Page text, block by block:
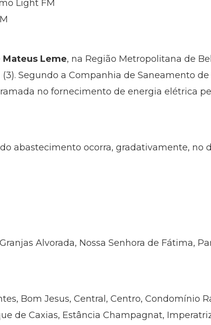
Light FM
Mateus Leme, na Região Metropolitana de
Segundo a Companhia de Saneamento de
no fornecimento de energia elétrica
abastecimento ocorra, gradativamente, no
Alvorada, Nossa Senhora de Fátima,
Bom Jesus, Central, Centro, Condomínio
de Caxias, Estância Champagnat,